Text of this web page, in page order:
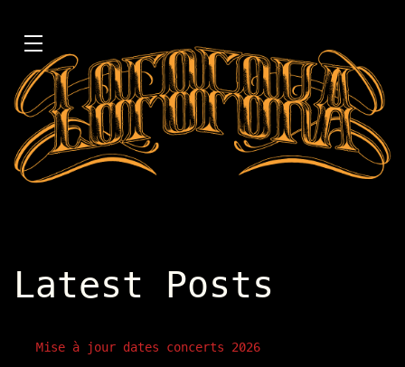
Latest Posts
Mise à jour dates concerts 2026